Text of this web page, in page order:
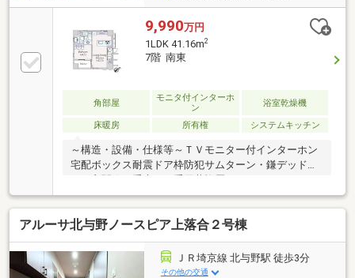
9,990万円
1LDK 41.16m2
7階 南東
角部屋
モニタ付インターホ
ン
浴室乾燥機
床暖房 所有権 システムキッチン
～構造・設備・仕様等～ＴＶモニター付インターホン
宅配ボックス耐震ドア枠防犯サムターン・鎌デッドボ
ス 窓の一部を除く）24時間低風量換気システム追焚
機能付給湯器フルオートバス浴室換気乾燥機ＴＥＳ式
床暖房（ＬＤ）カウンターキッチン（浄水器付）～交
通アクセス～・東京メトロ日比谷線・東西線「茅場
町」駅 徒歩2分・都営浅草線・東京メトロ銀座線・
東西線「日本橋」駅 徒歩3分・東京メトロ銀座線・
アルーサ北与野ノースピア上落合２号棟
ＪＲ埼京線 北与野駅 徒歩3分
その他の交通